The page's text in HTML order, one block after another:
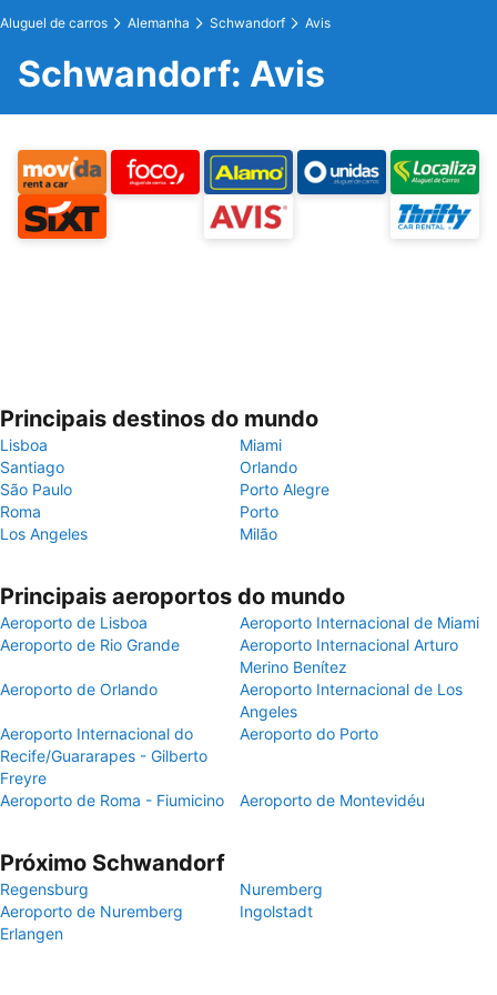
Aluguel de carros Alemanha Schwandorf Avis
Schwandorf: Avis
Principais destinos do mundo
Lisboa
Miami
Santiago
Orlando
São Paulo
Porto Alegre
Roma
Porto
Los Angeles
Milão
Principais aeroportos do mundo
Aeroporto de Lisboa
Aeroporto Internacional de Miami
Aeroporto de Rio Grande
Aeroporto Internacional Arturo
Merino Benítez
Aeroporto de Orlando
Aeroporto Internacional de Los
Angeles
Aeroporto Internacional do
Recife/Guararapes - Gilberto
Freyre
Aeroporto do Porto
Aeroporto de Roma - Fiumicino Aeroporto de Montevidéu
Próximo Schwandorf
Regensburg
Nuremberg
Aeroporto de Nuremberg
Ingolstadt
Erlangen